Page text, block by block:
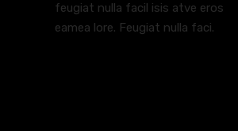
feugiat nulla facil isis atve eros
eamea lore. Feugiat nulla faci.